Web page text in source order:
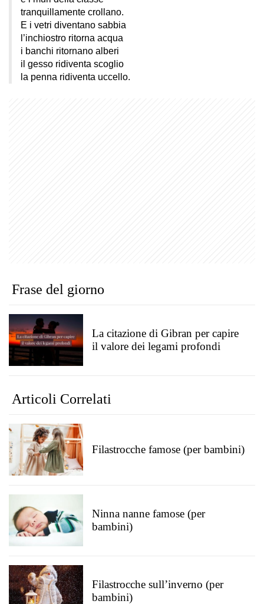
tranquillamente crollano.
E i vetri diventano sabbia
l’inchiostro ritorna acqua
i banchi ritornano alberi
il gesso ridiventa scoglio
la penna ridiventa uccello.
Frase del giorno
La citazione di Gibran per capire
il valore dei legami profondi
Articoli Correlati
Filastrocche famose (per bambini)
Ninna nanne famose (per
bambini)
Filastrocche sull’inverno (per
bambini)